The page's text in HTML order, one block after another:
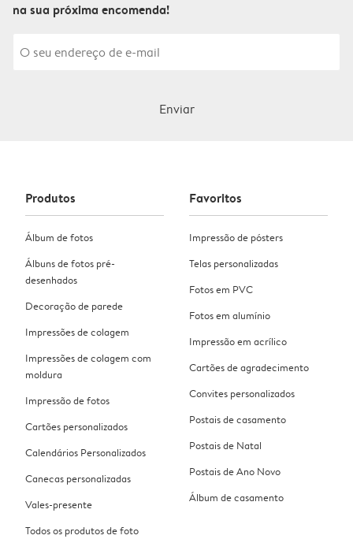
na sua próxima encomenda!
Enviar
Produtos
Álbum de fotos
Álbuns de fotos pré-
desenhados
Decoração de parede
Impressões de colagem
Impressões de colagem com
moldura
Impressão de fotos
Cartões personalizados
Calendários Personalizados
Canecas personalizadas
Vales-presente
Todos os produtos de foto
Favoritos
Impressão de pósters
Telas personalizadas
Fotos em PVC
Fotos em alumínio
Impressão em acrílico
Cartões de agradecimento
Convites personalizados
Postais de casamento
Postais de Natal
Postais de Ano Novo
Álbum de casamento